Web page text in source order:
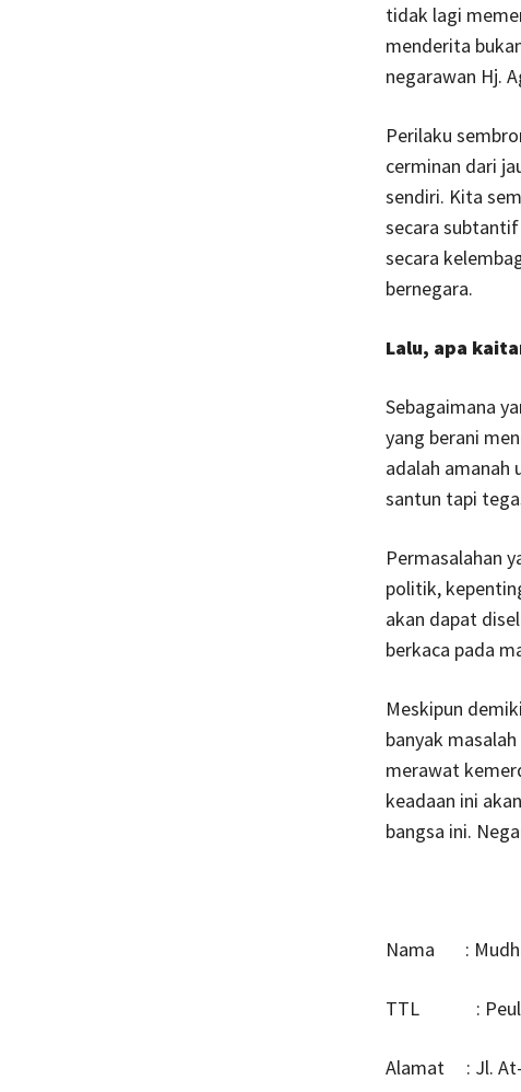
tidak lagi
menderita
negarawan Hj.
Perilaku
cerminan dari
sendiri. Kita
secara
secara
bernegara.
Lalu, apa
Sebagaimana
yang berani
adalah amanah
santun tapi
Permasalahan
politik,
akan dapat
berkaca pada
Meskipun
banyak
merawat
keadaan ini
bangsa ini.
Nama :
TTL :
Alamat : Jl. At-